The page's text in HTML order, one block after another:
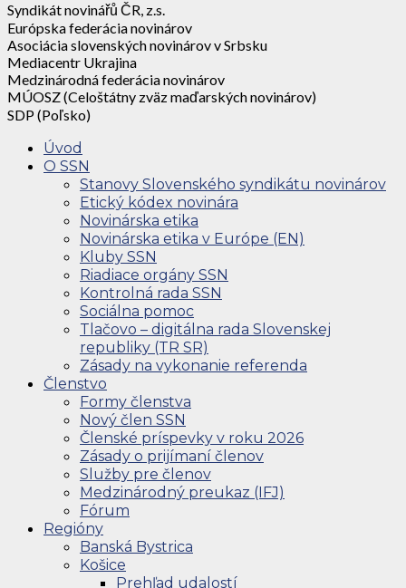
Syndikát novinářů ČR, z.s.
Európska federácia novinárov
Asociácia slovenských novinárov v Srbsku
Mediacentr Ukrajina
Medzinárodná federácia novinárov
MÚOSZ (Celoštátny zväz maďarských novinárov)
SDP (Poľsko)
Úvod
O SSN
Stanovy Slovenského syndikátu novinárov
Etický kódex novinára
Novinárska etika
Novinárska etika v Európe (EN)
Kluby SSN
Riadiace orgány SSN
Kontrolná rada SSN
Sociálna pomoc
Tlačovo – digitálna rada Slovenskej
republiky (TR SR)
Zásady na vykonanie referenda
Členstvo
Formy členstva
Nový člen SSN
Členské príspevky v roku 2026
Zásady o prijímaní členov
Služby pre členov
Medzinárodný preukaz (IFJ)
Fórum
Regióny
Banská Bystrica
Košice
Prehľad udalostí